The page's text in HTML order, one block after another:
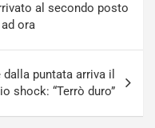
al secondo posto
ora
puntata arriva il
shock: “Terrò duro”